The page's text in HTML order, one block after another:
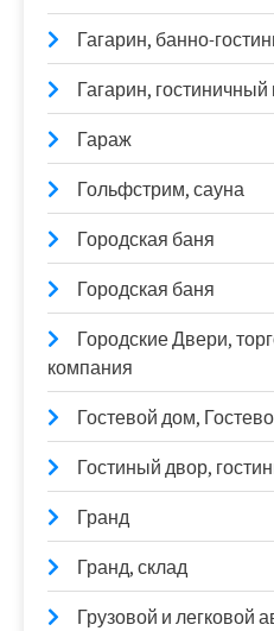
Гагарин, банно-
Гагарин,
Гараж
Гольфстрим, сауна
Городская баня
Городская баня
Городские Двери,
компания
Гостевой дом,
Гостиный двор,
Гранд
Гранд, склад
Грузовой и легковой